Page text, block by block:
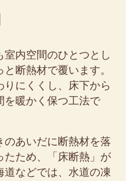
内空間のひとつとし
断熱材で覆います。
にくくし、床下から
を暖かく保つ工法で
あいだに断熱材を落
たため、「床断熱」が
などでは、水道の凍